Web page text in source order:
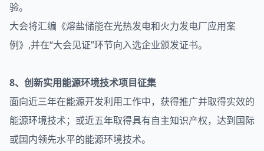
验。
大会将汇编《熔盐储能在光热发电和火力发电厂应用案
例》,并在“大会见证”环节向入选企业颁发证书。
8、创新实用能源环境技术项目征集
面向近三年在能源开发利用工作中，获得推广并取得实效的
能源环境技术；或近五年取得具有自主知识产权，达到国际
或国内领先水平的能源环境技术。